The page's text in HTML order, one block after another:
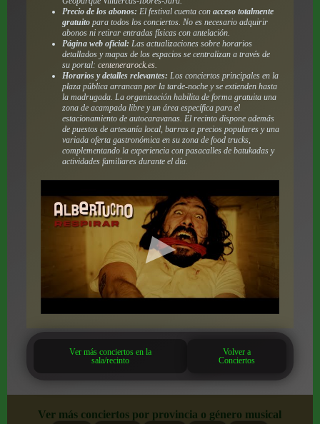
Precio de los abonos: El festival cuenta con acceso totalmente
gratuitopara todos los conciertos. No es necesario adquirir
abonos ni retirar entradas físicas con antelación.
Página web oficial: Las actualizaciones sobre horarios
detallados y mapas de los espacios se centralizan a través de
su portal: centenerarock.es.
Horarios y detalles relevantes: Los conciertos principales en la
plaza pública arrancan por la tarde-noche y se extienden hasta
la madrugada. La organización habilita de forma gratuita una
zona de acampada libre y un área específica para el
estacionamiento de autocaravanas. El recinto dispone además
de puestos de artesanía local, barras a precios populares y una
variada oferta gastronómica en su zona de food trucks,
complementando la experiencia con pasacalles de batukadas y
actividades familiares durante el día.
Ver más conciertos en la
sala/recinto
Volver a
Conciertos
Ver más conciertos por provincia o género musical